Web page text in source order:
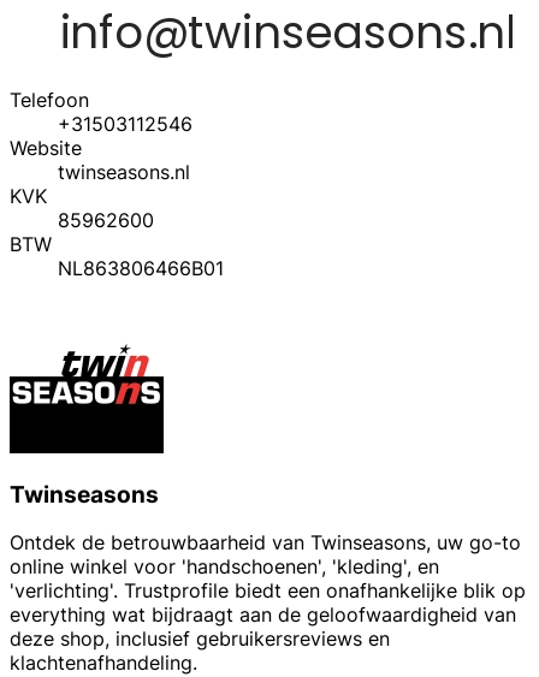
Telefoon
+31503112546
Website
twinseasons.nl
KVK
85962600
BTW
NL863806466B01
Twinseasons
Ontdek de betrouwbaarheid van Twinseasons, uw go-to
online winkel voor 'handschoenen', 'kleding', en
'verlichting'. Trustprofile biedt een onafhankelijke blik op
everything wat bijdraagt aan de geloofwaardigheid van
deze shop, inclusief gebruikersreviews en
klachtenafhandeling.